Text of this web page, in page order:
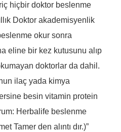
hiçbir doktor beslenme
Doktor akademisyenlik
okur sonra
eline bir kez kutusunu alıp
doktorlar da dahil.
ilaç yada kimya
besin vitamin protein
Herbalife beslenme
Tamer den alıntı dır.)”